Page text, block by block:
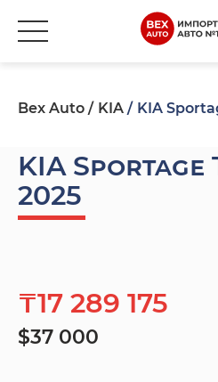
Bex Auto KIA KIA
KIA Sportage
2025
₸17 289 175
$37 000